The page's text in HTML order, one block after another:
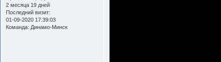
2 месяца 19 дней
Последний визит:
01-09-2020 17:39:03
Команда: Динамо-Минск